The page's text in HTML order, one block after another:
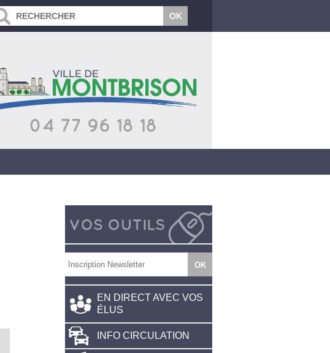
EN DIRECT AVEC VOS
ÉLUS
INFO CIRCULATION